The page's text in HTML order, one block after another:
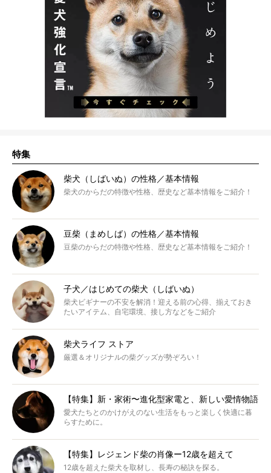
特集
柴犬（しばいぬ）の性格／基本情報
柴犬のからだの特徴や性格、歴史など基本情報をご紹介！
豆柴（まめしば）の性格／基本情報
豆柴のからだの特徴や性格、歴史など基本情報をご紹介！
子犬／はじめての柴犬（しばいぬ）
柴犬ビギナーの不安を解消！迎える前の心得、揃えておき
たいアイテム、自宅環境、接し方などをご紹介
柴犬ライフ ストア
厳選＆オリジナルの柴グッズが勢ぞろい！
【特集】新・家術〜進化型家電と、新しい愛情物語
愛犬たちとのかけがえのない生活をもっと楽しく快適に暮
らすために。
【特集】レジェンド柴の肖像ー12歳を超えて
12歳を超えた柴犬を取材し、長寿の秘訣を探る。